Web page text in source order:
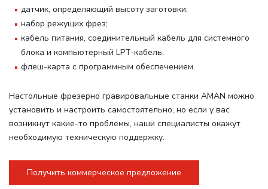
датчик, определяющий высоту заготовки;
набор режущих фрез;
кабель питания, соединительный кабель для системного
блока и компьютерный LPT-кабель;
флеш-карта с программным обеспечением.
Настольные фрезерно гравировальные станки AMAN можно
установить и настроить самостоятельно, но если у вас
возникнут какие-то проблемы, наши специалисты окажут
необходимую техническую поддержку.
Получить коммерческое предложение